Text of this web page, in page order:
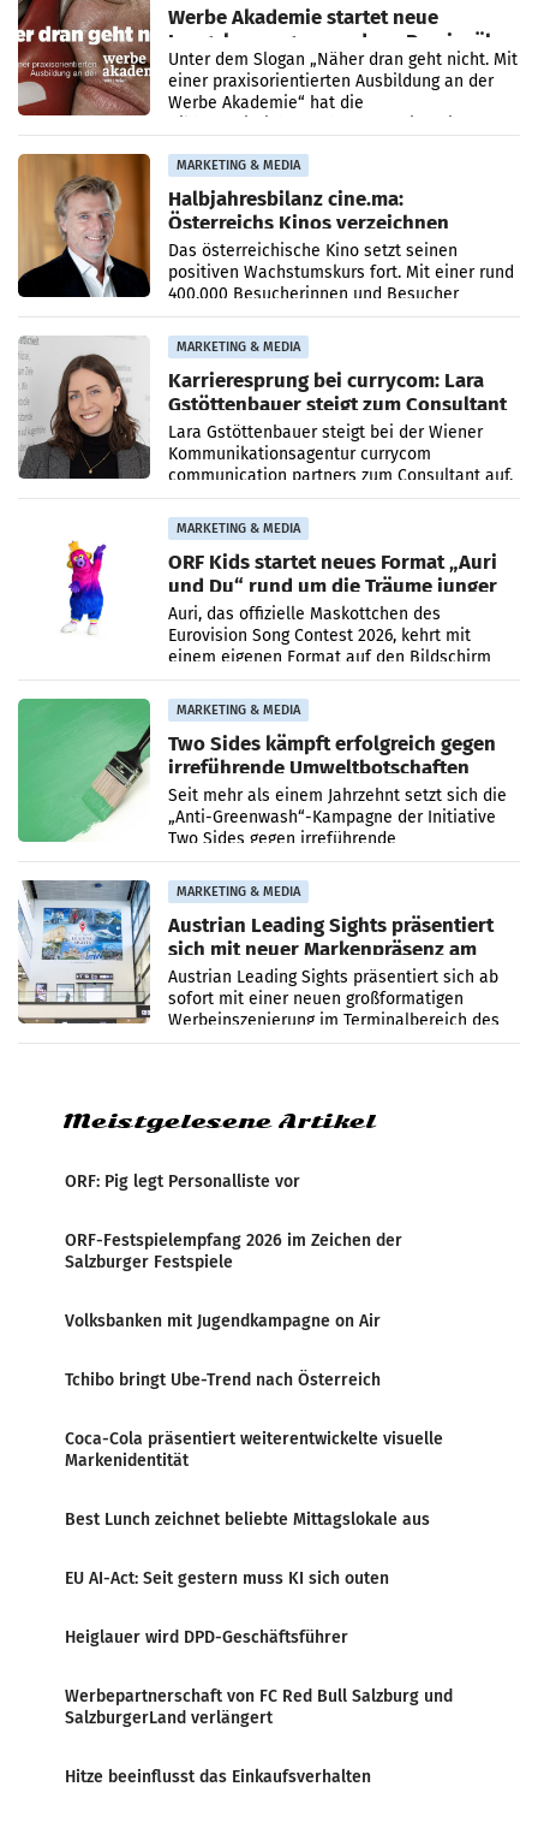
Werbe Akademie startet neue
Imagekampagne rund um Praxisnähe
Unter dem Slogan „Näher dran geht nicht. Mit
einer praxisorientierten Ausbildung an der
Werbe Akademie“ hat die
MARKETING & MEDIA
Halbjahresbilanz cine.ma:
Österreichs Kinos verzeichnen
400.000 Besucher mehr
Das österreichische Kino setzt seinen
positiven Wachstumskurs fort. Mit einer rund
400.000 Besucherinnen und Besucher
höheren Nettoreichweite im ersten Halbjahr
2026 gegenüber dem
MARKETING & MEDIA
Karrieresprung bei currycom: Lara
Gstöttenbauer steigt zum Consultant
auf
Lara Gstöttenbauer steigt bei der Wiener
Kommunikationsagentur currycom
communication partners zum Consultant auf.
Die 27-jährige Beraterin betreut Kundinnen
und Kunden in den Bereichen
MARKETING & MEDIA
ORF Kids startet neues Format „Auri
und Du“ rund um die Träume junger
Menschen
Auri, das offizielle Maskottchen des
Eurovision Song Contest 2026, kehrt mit
einem eigenen Format auf den Bildschirm
zurück. In der neuen Sendung „Auri und Du“
bei ORF Kids steht
MARKETING & MEDIA
Two Sides kämpft erfolgreich gegen
irreführende Umweltbotschaften
beim Papiereinsatz
Seit mehr als einem Jahrzehnt setzt sich die
„Anti-Greenwash“-Kampagne der Initiative
Two Sides gegen irreführende
Umweltaussagen bei Papierkommunikation
und papierbasierten Verpackungen
MARKETING & MEDIA
Austrian Leading Sights präsentiert
sich mit neuer Markenpräsenz am
Flughafen Wien
Austrian Leading Sights präsentiert sich ab
sofort mit einer neuen großformatigen
Werbeinszenierung im Terminalbereich des
Flughafen Wien. Die Präsenz befindet sich im
Meistgelesene Artikel
ORF: Pig legt Personalliste vor
ORF-Festspielempfang 2026 im Zeichen der
Salzburger Festspiele
Volksbanken mit Jugendkampagne on Air
Tchibo bringt Ube-Trend nach Österreich
Coca-Cola präsentiert weiterentwickelte visuelle
Markenidentität
Best Lunch zeichnet beliebte Mittagslokale aus
EU AI-Act: Seit gestern muss KI sich outen
Heiglauer wird DPD-Geschäftsführer
Werbepartnerschaft von FC Red Bull Salzburg und
SalzburgerLand verlängert
Hitze beeinflusst das Einkaufsverhalten